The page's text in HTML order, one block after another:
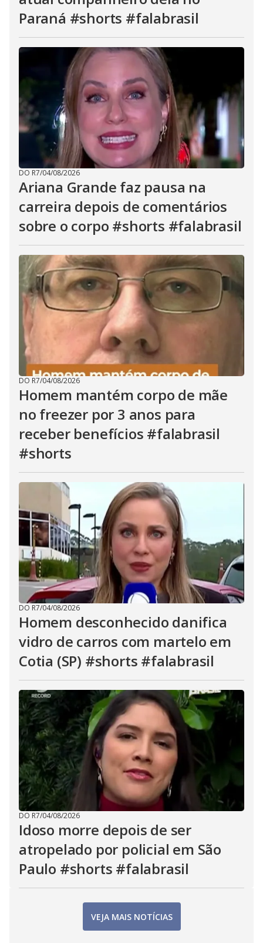
Paraná #shorts #falabrasil
DO R7/04/08/2026
Ariana Grande faz pausa na
carreira depois de comentários
sobre o corpo #shorts #falabrasil
DO R7/04/08/2026
Homem mantém corpo de mãe
no freezer por 3 anos para
receber benefícios #falabrasil
#shorts
DO R7/04/08/2026
Homem desconhecido danifica
vidro de carros com martelo em
Cotia (SP) #shorts #falabrasil
DO R7/04/08/2026
Idoso morre depois de ser
atropelado por policial em São
Paulo #shorts #falabrasil
VEJA MAIS NOTÍCIAS